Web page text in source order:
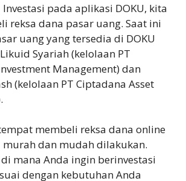
pada aplikasi DOKU, kita
reksa dana pasar uang. Saat ini
uang yang tersedia di DOKU
Syariah (kelolaan PT
Management) dan
(kelolaan PT Ciptadana Asset
membeli reksa dana online
murah dan mudah dilakukan.
mana Anda ingin berinvestasi
dengan kebutuhan Anda